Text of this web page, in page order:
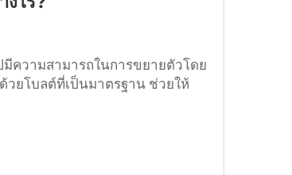
ความสามารถในการขยายตัวโดย
วยโบลต์ที่เป็นมาตรฐาน ช่วยให้
คลังสินค้าแบบสำเร็จรูปอาศัย
คาญเหล่านั้นออกไป...